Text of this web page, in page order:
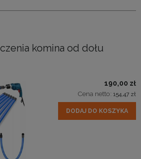
komina od dołu
190,00 zł
Cena netto: 154,47 zł
DODAJ DO KOSZYKA